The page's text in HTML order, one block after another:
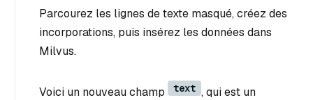
Parcourez les lignes de texte masqué, créez des
incorporations, puis insérez les données dans
Milvus.
Voici un nouveau champ text , qui est un